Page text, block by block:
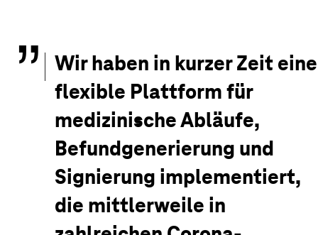
Wir haben in kurzer Zeit eine
flexible Plattform für
medizinische Abläufe,
Befundgenerierung und
Signierung implementiert,
die mittlerweile in